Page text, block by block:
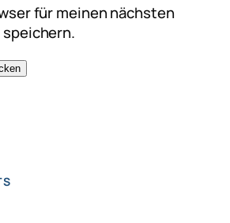
für meinen nächsten